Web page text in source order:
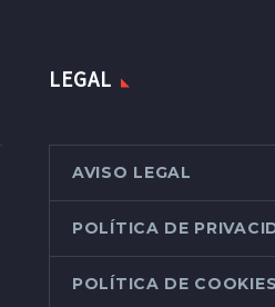
LEGAL
AVISO LEGAL
POLÍTICA DE
POLÍTICA DE COOKIES